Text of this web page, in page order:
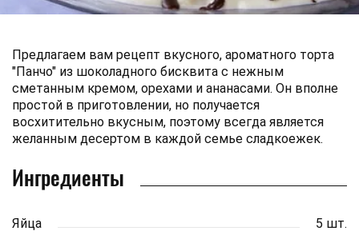
Предлагаем вам рецепт вкусного, ароматного торта
"Панчо" из шоколадного бисквита с нежным
сметанным кремом, орехами и ананасами. Он вполне
простой в приготовлении, но получается
восхитительно вкусным, поэтому всегда является
желанным десертом в каждой семье сладкоежек.
Ингредиенты
Яйца
5 шт.